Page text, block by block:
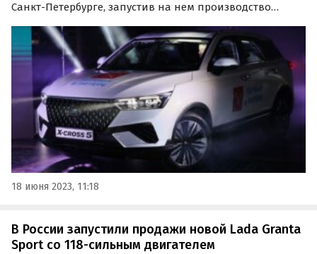
Санкт-Петербурге, запустив на нем производство
Модель была создана в сотрудничестве с одним из
новых восточных партнеров концерна, сообщили в
18 июня 2023, 11:18
В России запустили продажи новой Lada Granta
Sport со 118-сильным двигателем